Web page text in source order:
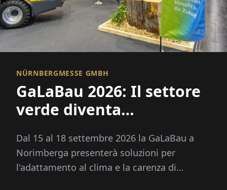
NÜRNBERGMESSE GMBH
GaLaBau 2026: Il settore
verde diventa
Dal 15 al 18 settembre 2026 la GaLaBau a
Norimberga presenterà soluzioni per
l'adattamento al clima e la carenza di